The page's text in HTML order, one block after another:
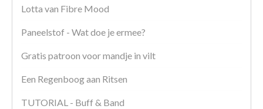
Lotta van Fibre Mood
Paneelstof - Wat doe je ermee?
Gratis patroon voor mandje in vilt
Een Regenboog aan Ritsen
TUTORIAL - Buff & Band